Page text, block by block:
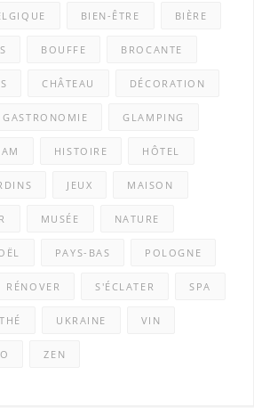
BIEN-ÊTRE BIÈRE
BOUFFE BROCANTE
CHÂTEAU DÉCORATION
GASTRONOMIE GLAMPING
HISTOIRE HÔTEL
JEUX MAISON
MUSÉE NATURE
PAYS-BAS POLOGNE
RÉNOVER S'ÉCLATER SPA
THÉ UKRAINE VIN
ZEN